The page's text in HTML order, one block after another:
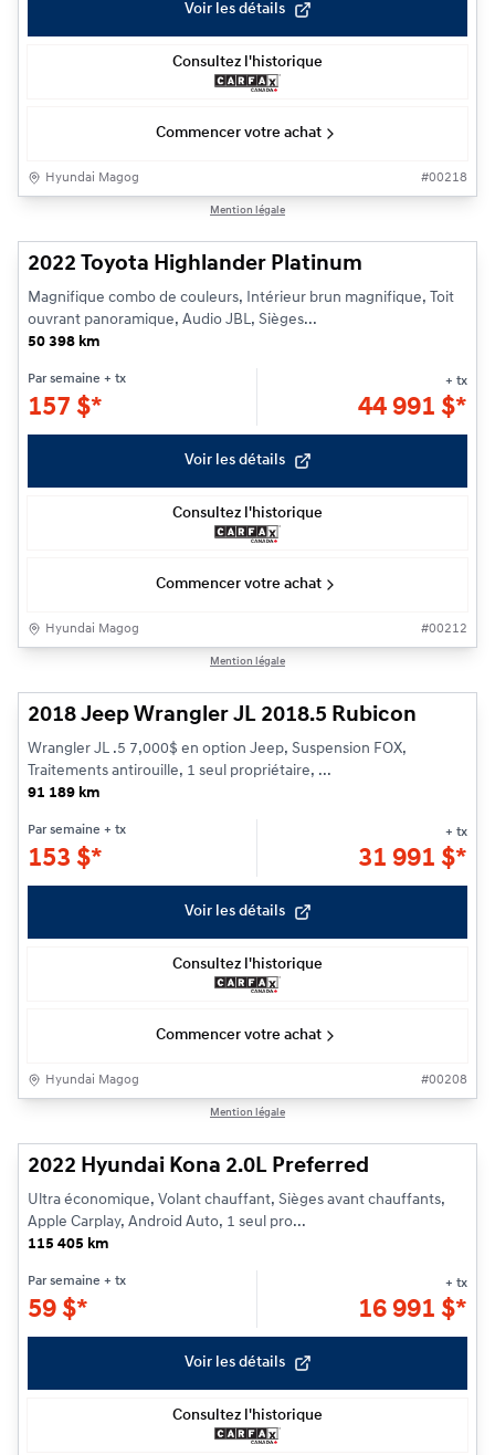
Voir les détails
Consultez l'historique
Commencer votre achat
Hyundai Magog #00218
Mention légale
2022 Toyota Highlander Platinum
Magnifique combo de couleurs, Intérieur brun magnifique, Toit
ouvrant panoramique, Audio JBL, Sièges...
50 398 km
Par semaine + tx
157 $*
+ tx
44 991 $*
Voir les détails
Consultez l'historique
Commencer votre achat
Hyundai Magog #00212
Mention légale
2018 Jeep Wrangler JL 2018.5 Rubicon
Wrangler JL .5 7,000$ en option Jeep, Suspension FOX,
Traitements antirouille, 1 seul propriétaire, ...
91 189 km
Par semaine + tx
153 $*
+ tx
31 991 $*
Voir les détails
Consultez l'historique
Commencer votre achat
Hyundai Magog #00208
Mention légale
2022 Hyundai Kona 2.0L Preferred
Ultra économique, Volant chauffant, Sièges avant chauffants,
Apple Carplay, Android Auto, 1 seul pro...
115 405 km
Par semaine + tx
59 $*
+ tx
16 991 $*
Voir les détails
Consultez l'historique